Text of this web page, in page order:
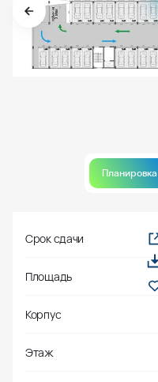
Планировка
Срок сдачи
Площадь
Корпус
Этаж